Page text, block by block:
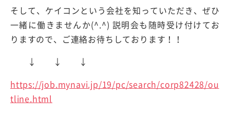
そして、ケイコンという会社を知っていただき、ぜひ
一緒に働きませんか(^.^) 説明会も随時受け付けてお
りますので、ご連絡お待ちしております！！
↓ ↓ ↓
https://job.mynavi.jp/19/pc/search/corp82428/ou
tline.html